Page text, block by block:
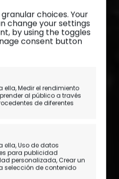
choices. Your
change your settings
by using the toggles
consent button
Medir el rendimiento
al público a través
de diferentes
Uso de datos
para publicidad
personalizada, Crear un
selección de contenido